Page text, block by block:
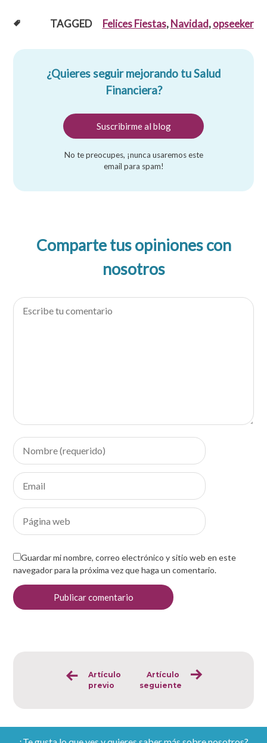
TAGGED Felices Fiestas,Navidad,opseeker
¿Quieres seguir mejorando tu Salud
Financiera?
No te preocupes, ¡nunca usaremos este
email para spam!
Comparte tus opiniones con
nosotros
Guardar mi nombre, correo electrónico y sitio web en este
navegador para la próxima vez que haga un comentario.
Sigue
Artículo
previo
Artículo
seguiente